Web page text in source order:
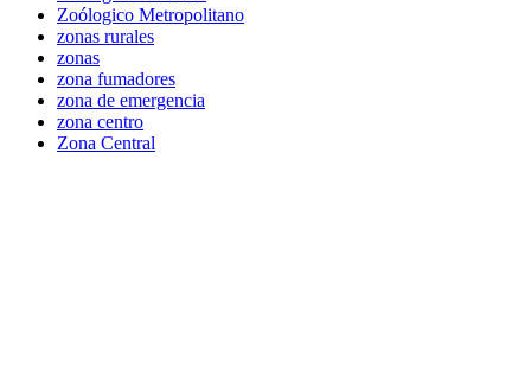
Zoólogico Metropolitano
zonas rurales
zonas
zona fumadores
zona de emergencia
zona centro
Zona Central